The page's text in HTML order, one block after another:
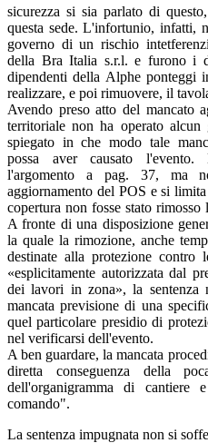
sicurezza si sia parlato di
questa sede. L'infortunio, infatti,
governo di un rischio
della Bra Italia s.r.l. e furono i
dipendenti della Alphe ponteggi
realizzare, e poi rimuovere, il
Avendo preso atto del mancato
territoriale non ha operato
spiegato in che modo tale
possa aver causato l'evento.
l'argomento a pag. 37, ma
aggiornamento del POS e si
copertura non fosse stato
A fronte di una disposizione
la quale la rimozione, anche
destinate alla protezione contro
«esplicitamente autorizzata dal
dei lavori in zona», la sentenza
mancata previsione di una
quel particolare presidio di
nel verificarsi dell'evento.
A ben guardare, la mancata
diretta conseguenza della
dell'organigramma di cantiere
comando".
La sentenza impugnata non si